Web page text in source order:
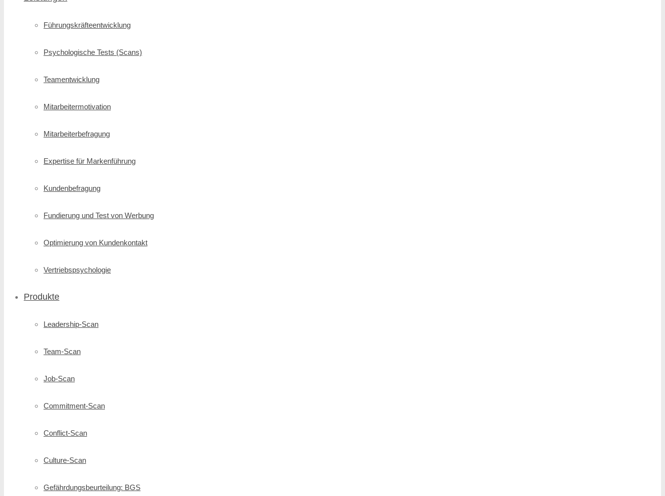
Führungskräfte­entwicklung
Psychologische Tests (Scans)
Teamentwicklung
Mitarbeitermotivation
Mitarbeiterbefragung
Expertise für Markenführung
Kundenbefragung
Fundierung und Test von Werbung
Optimierung von Kundenkontakt
Vertriebspsychologie
Produkte
Leadership-Scan
Team-Scan
Job-Scan
Commitment-Scan
Conflict-Scan
Culture-Scan
Gefährdungsbeurteilung: BGS